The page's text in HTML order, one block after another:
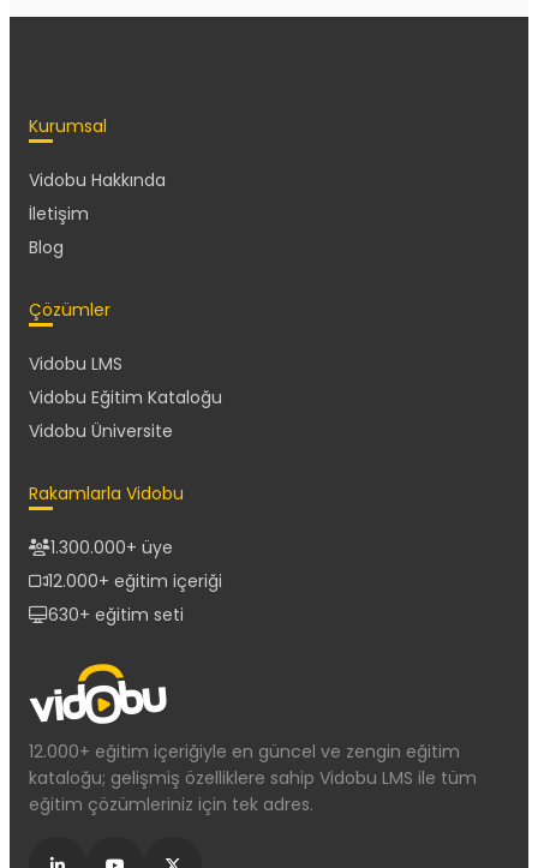
Kurumsal
Vidobu Hakkında
İletişim
Blog
Çözümler
Vidobu LMS
Vidobu Eğitim Kataloğu
Vidobu Üniversite
Rakamlarla Vidobu
1.300.000+ üye
12.000+ eğitim içeriği
630+ eğitim seti
12.000+ eğitim içeriğiyle en güncel ve zengin eğitim
kataloğu; gelişmiş özelliklere sahip Vidobu LMS ile tüm
eğitim çözümleriniz için tek adres.